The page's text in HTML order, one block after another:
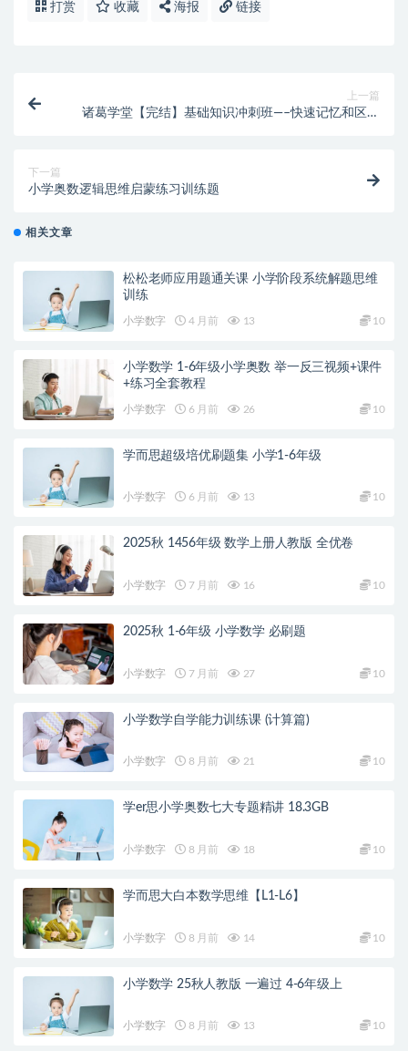
打赏 收藏 海报 链接
上一篇
诸葛学堂【完结】基础知识冲刺班—–快速记忆和区分
下一篇
小学奥数逻辑思维启蒙练习训练题
相关文章
松松老师应用题通关课 小学阶段系统解题思维
训练
小学数字 4 月前 13 10
小学数学 1-6年级小学奥数 举一反三视频+课件
+练习全套教程
小学数字 6 月前 26 10
学而思超级培优刷题集 小学1-6年级
小学数字 6 月前 13 10
2025秋 1456年级 数学上册人教版 全优卷
小学数字 7 月前 16 10
2025秋 1-6年级 小学数学 必刷题
小学数字 7 月前 27 10
小学数学自学能力训练课 (计算篇)
小学数字 8 月前 21 10
学er思小学奥数七大专题精讲 18.3GB
小学数字 8 月前 18 10
学而思大白本数学思维【L1-L6】
小学数字 8 月前 14 10
小学数学 25秋人教版 一遍过 4-6年级上
小学数字 8 月前 13 10